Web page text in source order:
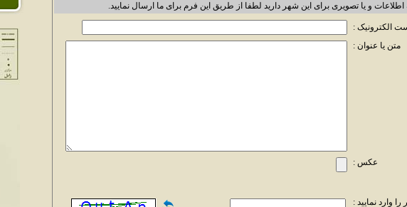
و یا تصویری برای این شهر دارید لطفا از طریق این فرم برای ما ارسال نمایید.
الکترونیک :
متن یا عنوان :
عکس :
وارد نمایید :